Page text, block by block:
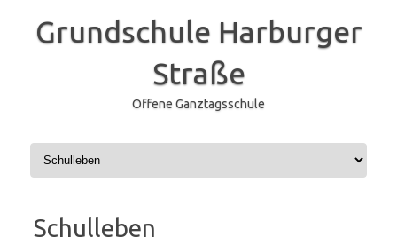
Grundschule Harburger
Straße
Offene Ganztagsschule
Zum Inhalt springen
Schulleben